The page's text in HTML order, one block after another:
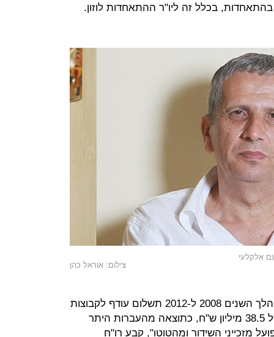
בהתאחדות, בכלל זה ליו"ר ההתאחדות לוזון.
אלקלעי
צילום: אוראל כהן
"כפועל יוצא מהתנהלות לוזון נוצר במהלך השנים 2008 ל-2012 תשלום עודף לקבוצות
שהלך וגדל משנה לשנה עד לסכום של 38.5 מיליון ש"ח, כתוצאה מהעברות היתר
מזכייני השידור ומהטוטו", קבע רו"ח